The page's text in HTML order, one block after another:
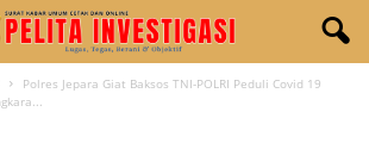
Polres Jepara Giat Baksos TNI-POLRI Peduli Covid 19